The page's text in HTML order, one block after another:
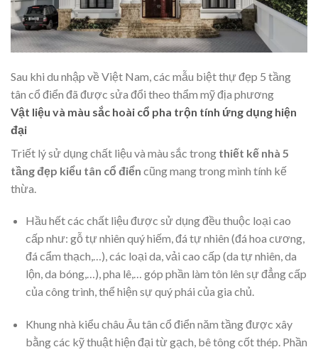
Sau khi du nhập về Việt Nam, các mẫu biệt thự đẹp 5 tầng
tân cổ điển đã được sửa đổi theo thẩm mỹ địa phương
Vật liệu và màu sắc hoài cổ pha trộn tính ứng dụng hiện
đại
Triết lý sử dụng chất liệu và màu sắc trong thiết kế nhà 5
tầng đẹp kiểu tân cổ điển cũng mang trong mình tính kế
thừa.
Hầu hết các chất liệu được sử dụng đều thuộc loại cao
cấp như: gỗ tự nhiên quý hiếm, đá tự nhiên (đá hoa cương,
đá cẩm thạch,…), các loại da, vải cao cấp (da tự nhiên, da
lộn, da bóng,…), pha lê,… góp phần làm tôn lên sự đẳng cấp
của công trình, thể hiện sự quý phái của gia chủ.
Khung nhà kiểu châu Âu tân cổ điển năm tầng được xây
bằng các kỹ thuật hiện đại từ gạch, bê tông cốt thép. Phần